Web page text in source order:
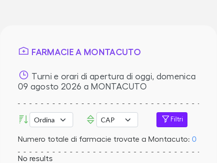
FARMACIE A MONTACUTO
Turni e orari di apertura di oggi, domenica
09 agosto 2026 a MONTACUTO
Filtri
Numero totale di farmacie trovate a Montacuto: 0
No results